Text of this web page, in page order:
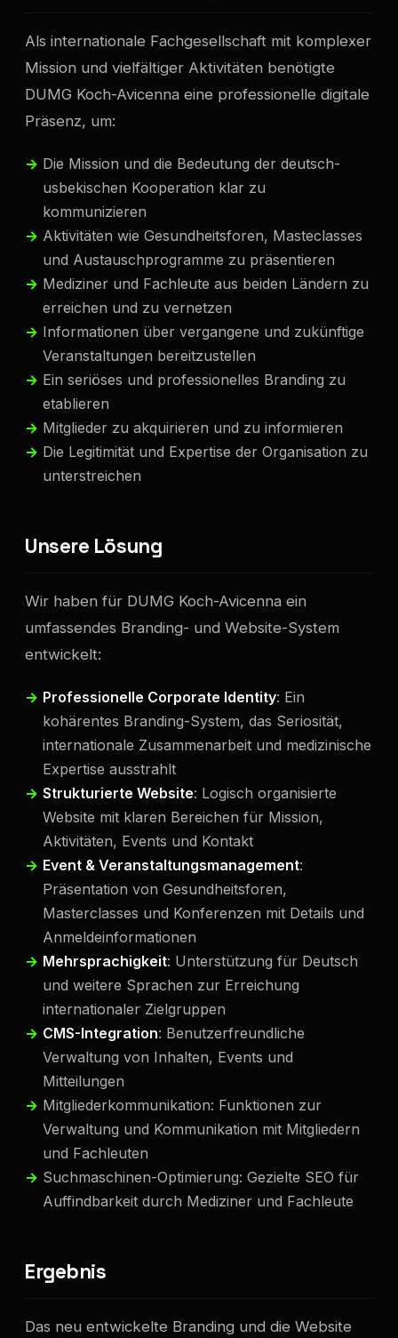
Als internationale Fachgesellschaft mit komplexer
Mission und vielfältiger Aktivitäten benötigte
DUMG Koch-Avicenna eine professionelle digitale
Präsenz, um:
Die Mission und die Bedeutung der deutsch-
usbekischen Kooperation klar zu
kommunizieren
Aktivitäten wie Gesundheitsforen, Masteclasses
und Austauschprogramme zu präsentieren
Mediziner und Fachleute aus beiden Ländern zu
erreichen und zu vernetzen
Informationen über vergangene und zukünftige
Veranstaltungen bereitzustellen
Ein seriöses und professionelles Branding zu
etablieren
Mitglieder zu akquirieren und zu informieren
Die Legitim­ität und Expertise der Organisation zu
unterstreichen
Unsere Lösung
Wir haben für DUMG Koch-Avicenna ein
umfassendes Branding- und Website-System
entwickelt:
Professionelle Corporate Identity: Ein
kohärentes Branding-System, das Seriosität,
internationale Zusammenarbeit und medizinische
Expertise ausstrahlt
Strukturierte Website: Logisch organisierte
Website mit klaren Bereichen für Mission,
Aktivitäten, Events und Kontakt
Event & Veranstaltungsmanagement:
Präsentation von Gesundheitsforen,
Masterclasses und Konferenzen mit Details und
Anmeldeinformationen
Mehrsprachigkeit: Unterstützung für Deutsch
und weitere Sprachen zur Erreichung
internationaler Zielgruppen
CMS-Integration: Benutzerfreundliche
Verwaltung von Inhalten, Events und
Mitteilungen
Mitgliederkommunikation: Funktionen zur
Verwaltung und Kommunikation mit Mitgliedern
und Fachleuten
Suchmaschinen-Optimierung: Gezielte SEO für
Auffindbarkeit durch Mediziner und Fachleute
Ergebnis
Das neu entwickelte Branding und die Website